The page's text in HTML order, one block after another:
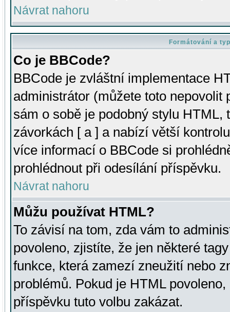
Návrat nahoru
Formátování a
Co je BBCode?
BBCode je zvláštní implementace
administrátor (můžete toto
sám o sobě je podobný stylu HTML,
závorkách [ a ] a nabízí větší
více informací o BBCode si
prohlédnout při odesílání příspěvku.
Návrat nahoru
Můžu používat HTML?
To závisí na tom, zda vám to
povoleno, zjistíte, že jen některé
funkce, která zamezí zneužití nebo
problémů. Pokud je HTML
příspěvku tuto volbu zakázat.